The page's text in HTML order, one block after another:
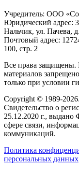
Учредитель: ООО
Юридический адрес:
Нальчик, ул. Пачева,
Почтовый адрес:
100, стр. 2
Все права защищены.
материалов
только при условии
Copyright © 1989-
Свидетельство о
25.12.2020 г., выдано
сфере связи,
коммуникаций.
Политика
персональных данных